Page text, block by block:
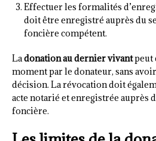
Effectuer les formalités
doit être enregistré auprès du
foncière compétent.
Ladonation au dernier vivantpeut
moment par le donateur, sans
décision. La révocation doit
acte notarié et enregistrée auprès
foncière.